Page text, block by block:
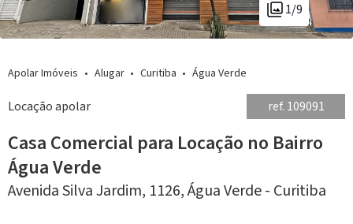
1/9
Apolar Imóveis Alugar Curitiba Água Verde
Locação apolar ref. 109091
Casa Comercial para Locação no Bairro
Água Verde
Avenida Silva Jardim, 1126,Água Verde - Curitiba